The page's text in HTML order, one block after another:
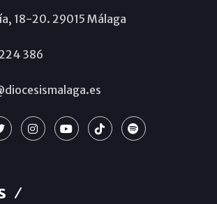
18-20. 29015 Málaga
386